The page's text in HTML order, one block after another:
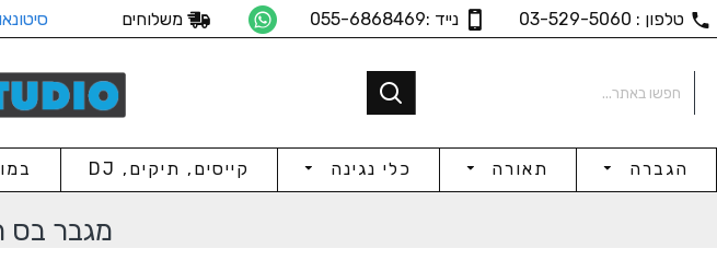
טלפון : 03-529-5060 נייד :055-6868469 משלוחים
הגברה תאורה כלי נגינה קייסים, תיקים, DJ
מגבר בס